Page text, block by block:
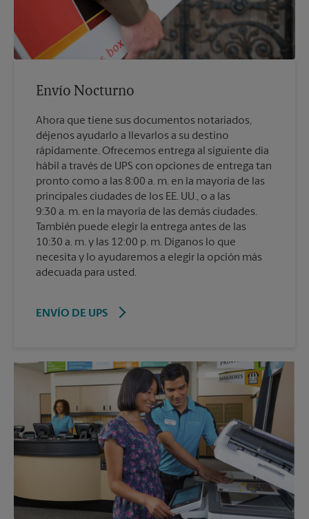
Envío Nocturno
Ahora que tiene sus documentos notariados,
déjenos ayudarlo a llevarlos a su destino
rápidamente. Ofrecemos entrega al siguiente día
hábil a través de UPS con opciones de entrega tan
pronto como a las 8:00 a. m. en la mayoría de las
principales ciudades de los EE. UU., o a las
9:30 a. m. en la mayoría de las demás ciudades.
También puede elegir la entrega antes de las
10:30 a. m. y las 12:00 p. m. Díganos lo que
necesita y lo ayudaremos a elegir la opción más
adecuada para usted.
ENVÍO DE UPS